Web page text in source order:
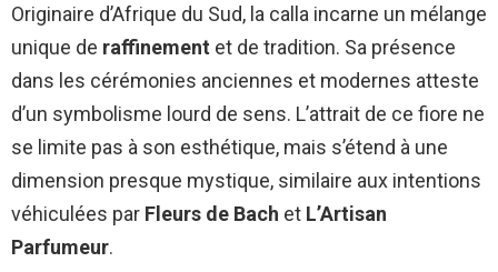
Originaire d’Afrique du Sud, la calla incarne un mélange
unique de raffinement et de tradition. Sa présence
dans les cérémonies anciennes et modernes atteste
d’un symbolisme lourd de sens. L’attrait de ce fiore ne
se limite pas à son esthétique, mais s’étend à une
dimension presque mystique, similaire aux intentions
véhiculées par Fleurs de Bach et L’Artisan
Parfumeur.